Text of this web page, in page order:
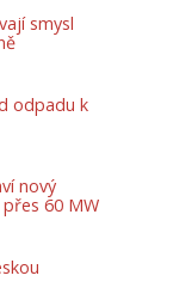
smysl
odpadu k
nový
60 MW